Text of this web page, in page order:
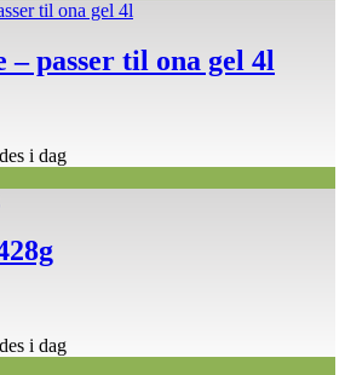
– passer til ona gel 4l
i dag
i dag